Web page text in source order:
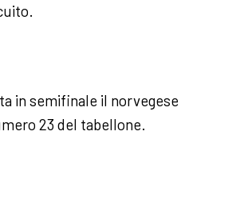
in semifinale il norvegese
23 del tabellone.